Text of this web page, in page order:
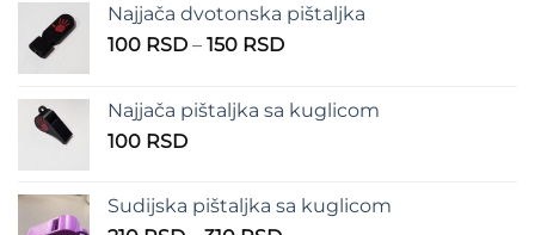
Najjača dvotonska pištaljka
100 RSD – 150 RSDRaspon
100 RSD
Najjača pištaljka sa kuglicom
100 RSD
Sudijska pištaljka sa kuglicom